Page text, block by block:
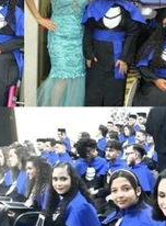
Coluna André
Justiça
Bisbi Cristão